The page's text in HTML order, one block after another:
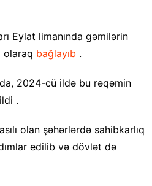
Eylat limanında gəmilərin
olaraq bağlayıb .
2024-cü ildə bu rəqəmin
.
olan şəhərlərdə sahibkarlıq
edilib və dövlət də